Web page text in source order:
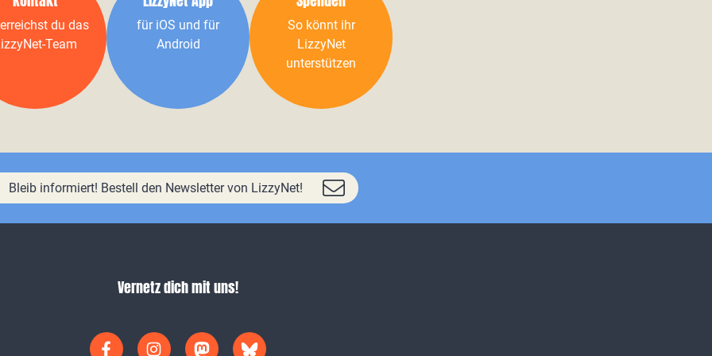
du das
Team
für iOS und für
Android
So könnt ihr
LizzyNet
unterstützen
Bleib informiert! Bestell den Newsletter von LizzyNet!
Vernetz dich mit uns!